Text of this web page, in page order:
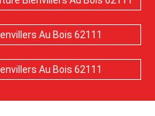
Au Bois 62111
Au Bois 62111